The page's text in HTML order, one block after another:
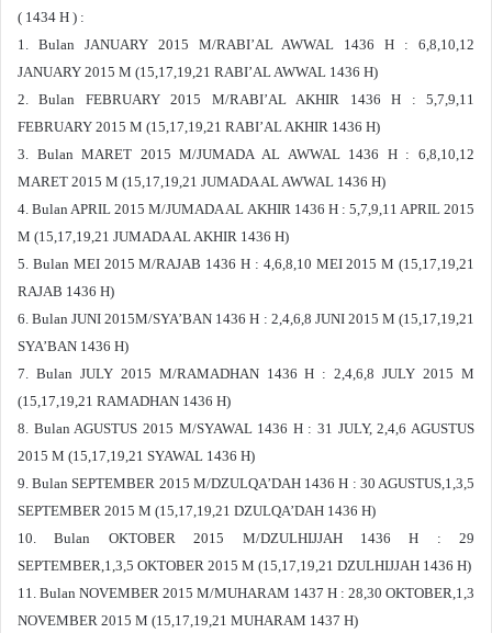
( 1434 H ) :
1. Bulan JANUARY 2015 M/RABI’AL AWWAL 1436 H : 6,8,10,12
JANUARY 2015 M (15,17,19,21 RABI’AL AWWAL 1436 H)
2. Bulan FEBRUARY 2015 M/RABI’AL AKHIR 1436 H : 5,7,9,11
FEBRUARY 2015 M (15,17,19,21 RABI’AL AKHIR 1436 H)
3. Bulan MARET 2015 M/JUMADA AL AWWAL 1436 H : 6,8,10,12
MARET 2015 M (15,17,19,21 JUMADA AL AWWAL 1436 H)
4. Bulan APRIL 2015 M/JUMADA AL AKHIR 1436 H : 5,7,9,11 APRIL 2015
M (15,17,19,21 JUMADA AL AKHIR 1436 H)
5. Bulan MEI 2015 M/RAJAB 1436 H : 4,6,8,10 MEI 2015 M (15,17,19,21
RAJAB 1436 H)
6. Bulan JUNI 2015M/SYA’BAN 1436 H : 2,4,6,8 JUNI 2015 M (15,17,19,21
SYA’BAN 1436 H)
7. Bulan JULY 2015 M/RAMADHAN 1436 H : 2,4,6,8 JULY 2015 M
(15,17,19,21 RAMADHAN 1436 H)
8. Bulan AGUSTUS 2015 M/SYAWAL 1436 H : 31 JULY, 2,4,6 AGUSTUS
2015 M (15,17,19,21 SYAWAL 1436 H)
9. Bulan SEPTEMBER 2015 M/DZULQA’DAH 1436 H : 30 AGUSTUS,1,3,5
SEPTEMBER 2015 M (15,17,19,21 DZULQA’DAH 1436 H)
10. Bulan OKTOBER 2015 M/DZULHIJJAH 1436 H : 29
SEPTEMBER,1,3,5 OKTOBER 2015 M (15,17,19,21 DZULHIJJAH 1436 H)
11. Bulan NOVEMBER 2015 M/MUHARAM 1437 H : 28,30 OKTOBER,1,3
NOVEMBER 2015 M (15,17,19,21 MUHARAM 1437 H)